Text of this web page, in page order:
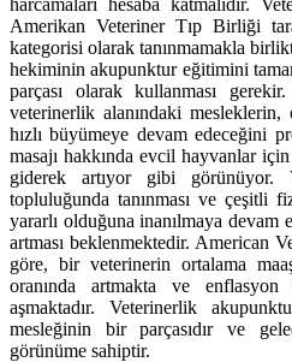
Amerikan Veteriner Tıp Birliği
kategorisi olarak tanınmamakla
hekiminin akupunktur eğitimini
parçası olarak kullanması
veterinerlik alanındaki mesleklerin,
hızlı büyümeye devam edeceğini
masajı hakkında evcil hayvanlar
giderek artıyor gibi görünüyor.
topluluğunda tanınması ve çeşitli
yararlı olduğuna inanılmaya devam
artması beklenmektedir. American
göre, bir veterinerin ortalama
oranında artmakta ve enflasyon
aşmaktadır. Veterinerlik
mesleğinin bir parçasıdır ve
görünüme sahiptir.